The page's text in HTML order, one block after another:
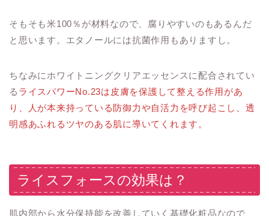
そもそも米100％が材料なので、腐りやすいのもあるんだ
と思います。エタノールには抗菌作用もありますし。
ちなみにホワイトニングクリアエッセンスに配合されてい
る ライスパワーNo.23は皮膚を保護して整える作用があ
り、人が本来持っている防御力や自活力を呼び起こし、透
明感あふれるツヤのある肌に導いてくれます。
ライスフォースの効果は？
肌内部から水分保持能を改善していく基礎化粧品なので、